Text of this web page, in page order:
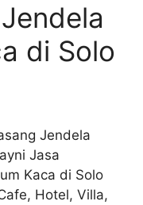
di Solo
Jendela
Jasa
Kaca di Solo
Hotel, Villa,